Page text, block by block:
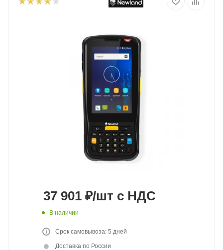
37 901 ₽/шт с НДС
В наличии
Срок самовывоза: 5 дней
Доставка по России